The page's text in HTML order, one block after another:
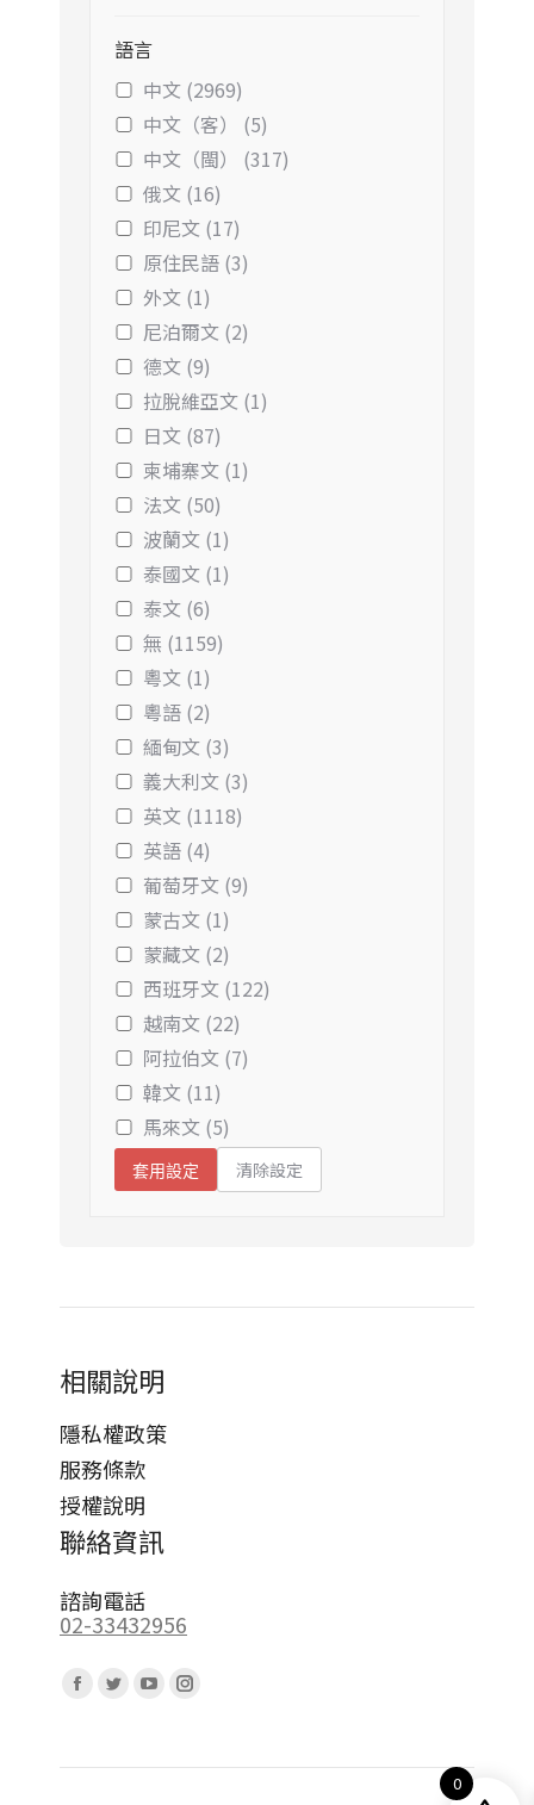
語言
中文 (2969)
中文（客） (5)
中文（閩） (317)
俄文 (16)
印尼文 (17)
原住民語 (3)
外文 (1)
尼泊爾文 (2)
德文 (9)
拉脫維亞文 (1)
日文 (87)
柬埔寨文 (1)
法文 (50)
波蘭文 (1)
泰國文 (1)
泰文 (6)
無 (1159)
粵文 (1)
粵語 (2)
緬甸文 (3)
義大利文 (3)
英文 (1118)
英語 (4)
葡萄牙文 (9)
蒙古文 (1)
蒙藏文 (2)
西班牙文 (122)
越南文 (22)
阿拉伯文 (7)
韓文 (11)
馬來文 (5)
套用設定 清除設定
相關說明
隱私權政策
服務條款
授權說明
聯絡資訊
諮詢電話
02-33432956
Facebook
opens
Twitter
opens
YouTube
opens
Instagram
opens
0